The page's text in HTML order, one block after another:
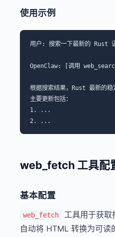
使用示例
用户: 搜索一下最新的 Rust
OpenClaw: [调用
根据搜索结果，Rust 最新的
主要更新包括：
1. ...
web_fetch 工具配
基本配置
web_fetch
工具用于获取
自动将 HTML 转换为可